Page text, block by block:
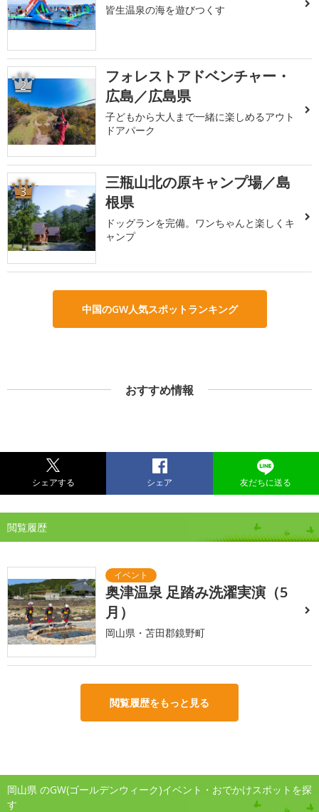
皆生温泉の海を遊びつくす
2
フォレストアドベンチャー・
広島／広島県
子どもから大人まで一緒に楽しめるアウト
ドアパーク
3
三瓶山北の原キャンプ場／島
根県
ドッグランを完備。ワンちゃんと楽しくキ
ャンプ
中国のGW人気スポットランキング
おすすめ情報
シェアする シェア 友だちに送る
閲覧履歴
奥津温泉 足踏み洗濯実演（5
月）
岡山県・苫田郡鏡野町
閲覧履歴をもっと見る
岡山県 のGW(ゴールデンウィーク)イベント・おでかけスポットを探
す